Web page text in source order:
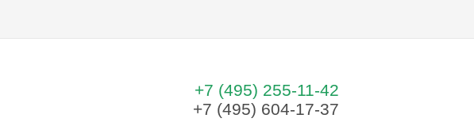
+7 (495) 255-11-42
+7 (495) 604-17-37